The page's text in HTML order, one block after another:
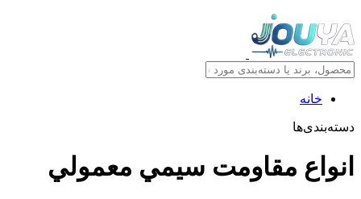
خانه
دسته‌بندی‌ها
انواع مقاومت سيمي معمولي